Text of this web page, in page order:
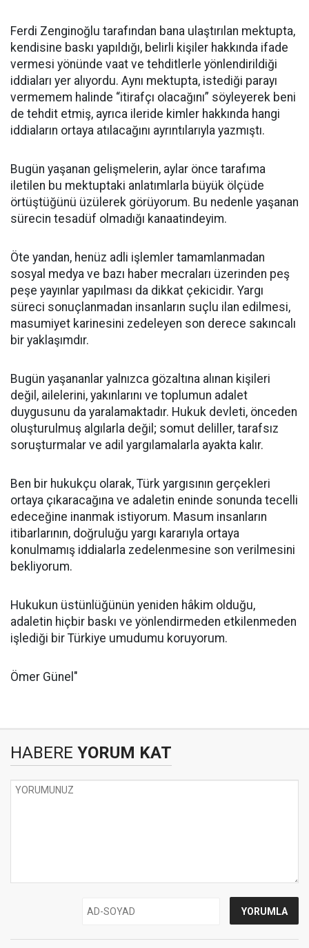
Ferdi Zenginoğlu tarafından bana ulaştırılan mektupta,
kendisine baskı yapıldığı, belirli kişiler hakkında ifade
vermesi yönünde vaat ve tehditlerle yönlendirildiği
iddiaları yer alıyordu. Aynı mektupta, istediği parayı
vermemem halinde “itirafçı olacağını” söyleyerek beni
de tehdit etmiş, ayrıca ileride kimler hakkında hangi
iddiaların ortaya atılacağını ayrıntılarıyla yazmıştı.
Bugün yaşanan gelişmelerin, aylar önce tarafıma
iletilen bu mektuptaki anlatımlarla büyük ölçüde
örtüştüğünü üzülerek görüyorum. Bu nedenle yaşanan
sürecin tesadüf olmadığı kanaatindeyim.
Öte yandan, henüz adli işlemler tamamlanmadan
sosyal medya ve bazı haber mecraları üzerinden peş
peşe yayınlar yapılması da dikkat çekicidir. Yargı
süreci sonuçlanmadan insanların suçlu ilan edilmesi,
masumiyet karinesini zedeleyen son derece sakıncalı
bir yaklaşımdır.
Bugün yaşananlar yalnızca gözaltına alınan kişileri
değil, ailelerini, yakınlarını ve toplumun adalet
duygusunu da yaralamaktadır. Hukuk devleti, önceden
oluşturulmuş algılarla değil; somut deliller, tarafsız
soruşturmalar ve adil yargılamalarla ayakta kalır.
Ben bir hukukçu olarak, Türk yargısının gerçekleri
ortaya çıkaracağına ve adaletin eninde sonunda tecelli
edeceğine inanmak istiyorum. Masum insanların
itibarlarının, doğruluğu yargı kararıyla ortaya
konulmamış iddialarla zedelenmesine son verilmesini
bekliyorum.
Hukukun üstünlüğünün yeniden hâkim olduğu,
adaletin hiçbir baskı ve yönlendirmeden etkilenmeden
işlediği bir Türkiye umudumu koruyorum.
Ömer Günel"
HABERE YORUM KAT